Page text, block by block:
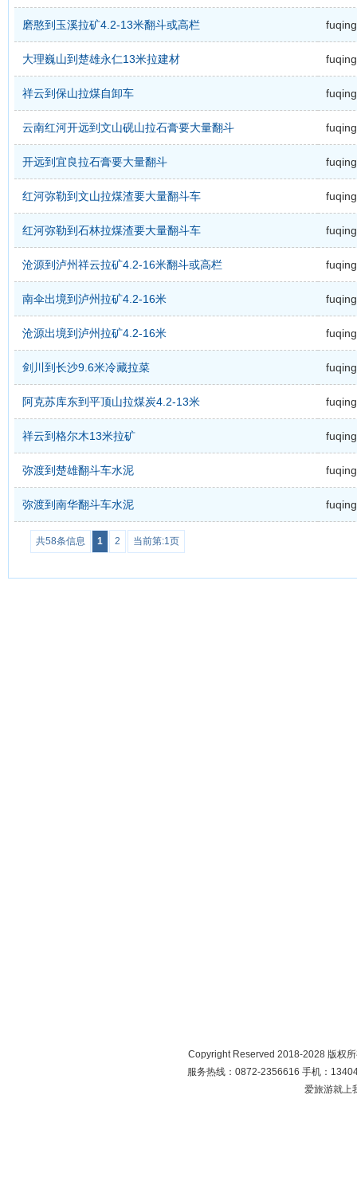
磨憨到玉溪拉矿4.2-13米翻斗或高栏 fuqing
大理巍山到楚雄永仁13米拉建材 fuqing
祥云到保山拉煤自卸车 fuqing
云南红河开远到文山砚山拉石膏要大量翻斗 fuqing
开远到宜良拉石膏要大量翻斗 fuqing
红河弥勒到文山拉煤渣要大量翻斗车 fuqing
红河弥勒到石林拉煤渣要大量翻斗车 fuqing
沧源到泸州祥云拉矿4.2-16米翻斗或高栏 fuqing
南伞出境到泸州拉矿4.2-16米 fuqing
沧源出境到泸州拉矿4.2-16米 fuqing
剑川到长沙9.6米冷藏拉菜 fuqing
阿克苏库东到平顶山拉煤炭4.2-13米 fuqing
祥云到格尔木13米拉矿 fuqing
弥渡到楚雄翻斗车水泥 fuqing
弥渡到南华翻斗车水泥 fuqing
共58条信息 1 2 当前第:1页
Copyright Reserved 2018-2028 版权
服务热线：0872-2356616 手机：
爱旅游就上